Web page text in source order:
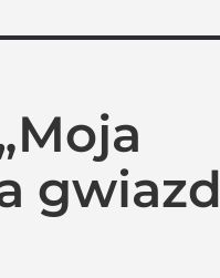
gwiazd